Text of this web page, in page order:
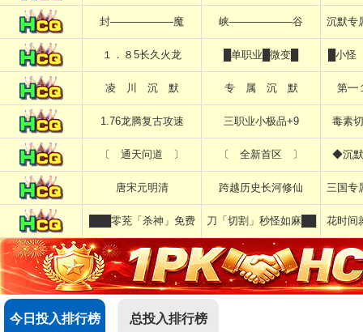
封——————魔 峡——————谷 沉默专
１．８5长久火龙 █单职业█微变█ █小怪
凌 川 沉 默 专 属 沉 默 第━
1.76龙腾复古攻速 三职业小极品+9 毒素
〔 通天问道 〕 〔 全新首区 〕 ◆沉
唐宋元明清 跨越历史长河修仙 三国专
███零茺「杀神」免费 刀「切割」秒怪如麻██ 花时间
今日投入排行榜 总投入排行榜